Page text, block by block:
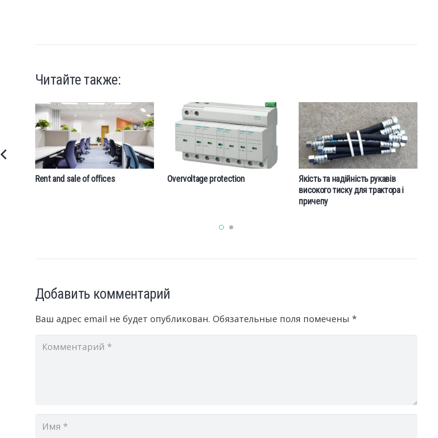
Читайте также:
Rent and sale of offices Overvoltage protection
Якість та надійність рукавів
високого тиску для трактора і
причепу
Добавить комментарий
Ваш адрес email не будет опубликован. Обязательные поля помечены *